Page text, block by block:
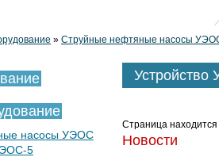
» Струйные нефтяные насосы
Страница находится
Новости
насосы УЭОС
5